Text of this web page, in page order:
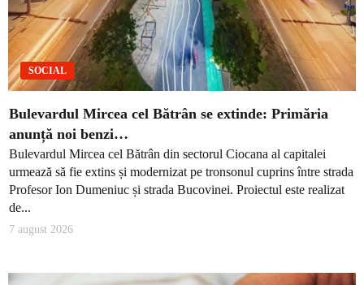
SOCIAL
Bulevardul Mircea cel Bătrân se extinde: Primăria
anunță noi benzi…
Bulevardul Mircea cel Bătrân din sectorul Ciocana al capitalei
urmează să fie extins și modernizat pe tronsonul cuprins între strada
Profesor Ion Dumeniuc și strada Bucovinei. Proiectul este realizat
de...
7 august 2026